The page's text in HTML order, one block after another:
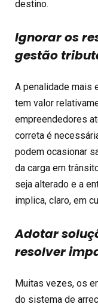
destino.
Ignorar os
gestão
A penalidade mais
tem valor
empreendedores
correta é
podem ocasionar
da carga em
seja alterado e a
implica, claro, em
Adotar
resolver
Muitas vezes, os
do sistema de